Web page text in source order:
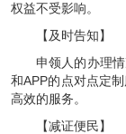
权益不受影响。
【及时告知】
申领人的办理
和APP的点对点定
高效的服务。
【减证便民】